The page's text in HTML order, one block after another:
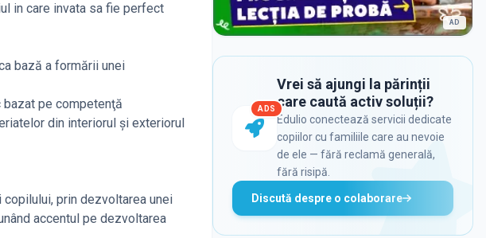
in care invata sa fie perfect
bază a formării unei
bazat pe competenţă
din interiorul şi exteriorul
prin dezvoltarea unei
accentul pe dezvoltarea
AD
ADS
Vrei să ajungi la părinții
care caută activ soluții?
Edulio conectează servicii dedicate
copiilor cu familiile care au nevoie
de ele — fără reclamă generală,
fără risipă.
Discută despre o colaborare